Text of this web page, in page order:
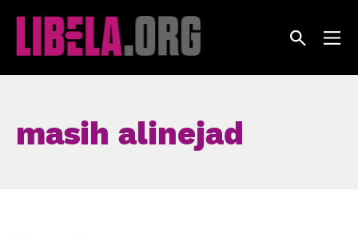
masih alinejad